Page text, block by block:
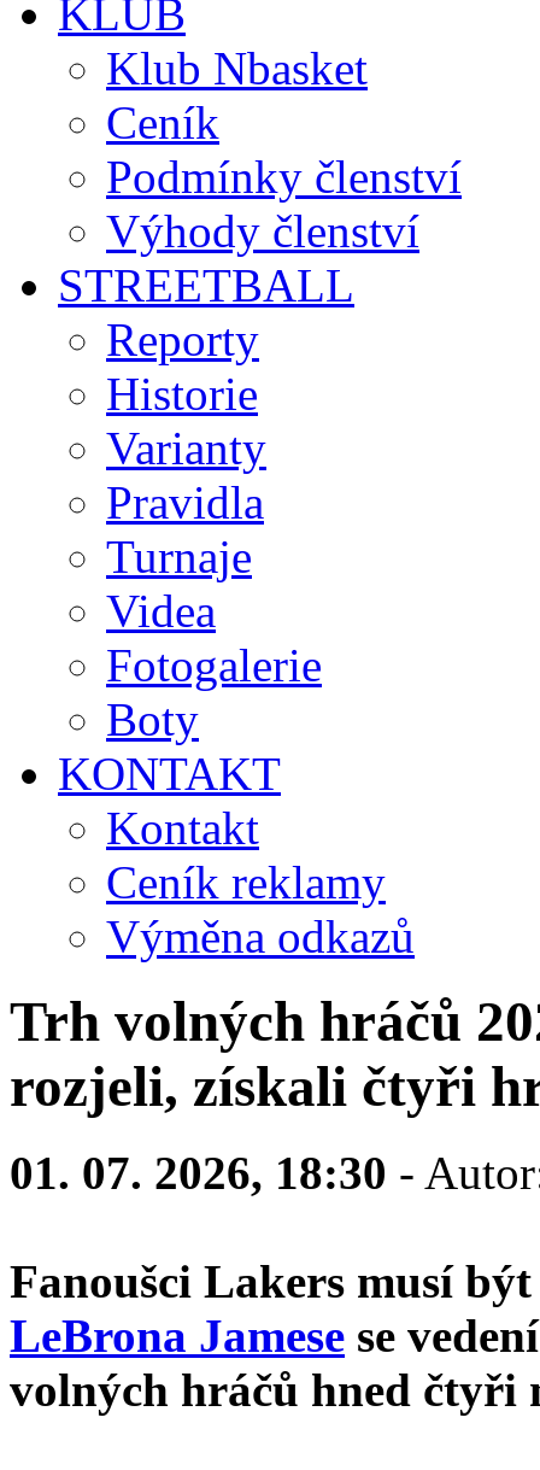
KLUB
Klub Nbasket
Ceník
Podmínky členství
Výhody členství
STREETBALL
Reporty
Historie
Varianty
Pravidla
Turnaje
Videa
Fotogalerie
Boty
KONTAKT
Kontakt
Ceník reklamy
Výměna odkazů
Trh volných hráčů
rozjeli, získali čtyři
01. 07. 2026, 18:30 -
Fanoušci Lakers musí
LeBrona Jamese se
volných hráčů hned čtyři